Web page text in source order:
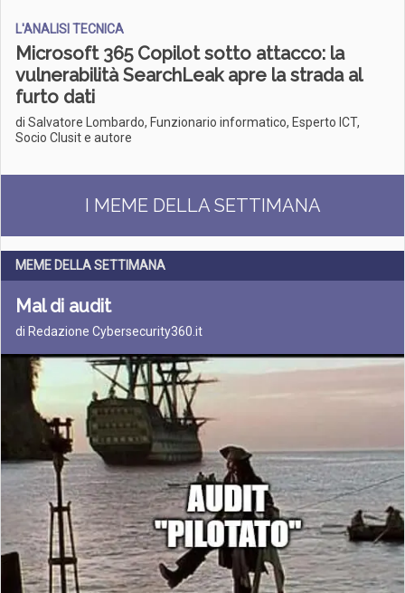
L'ANALISI TECNICA
Microsoft 365 Copilot sotto attacco: la
vulnerabilità SearchLeak apre la strada al
furto dati
di Salvatore Lombardo, Funzionario informatico, Esperto ICT,
Socio Clusit e autore
I MEME DELLA SETTIMANA
MEME DELLA SETTIMANA
Mal di audit
di Redazione Cybersecurity360.it